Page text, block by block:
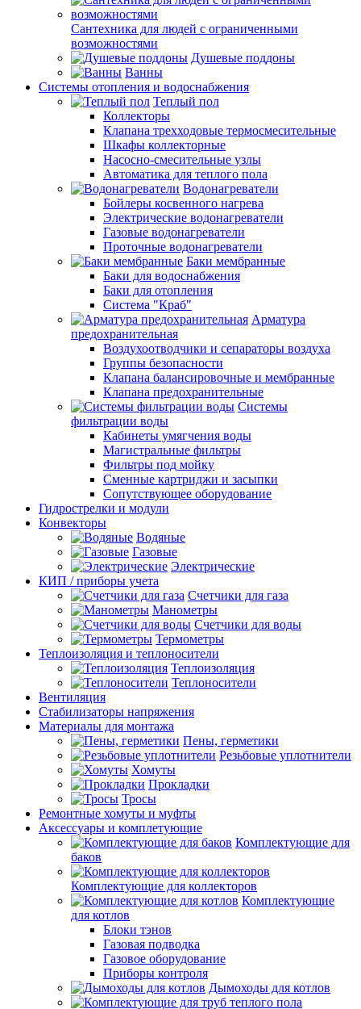
Сантехника для людей с ограниченными
возможностями
Душевые поддоны
Ванны
Системы отопления и водоснабжения
Теплый пол
Коллекторы
Клапана трехходовые термосмесительные
Шкафы коллекторные
Насосно-смесительные узлы
Автоматика для теплого пола
Водонагреватели
Бойлеры косвенного нагрева
Электрические водонагреватели
Газовые водонагреватели
Проточные водонагреватели
Баки мембранные
Баки для водоснабжения
Баки для отопления
Система "Краб"
Арматура
предохранительная
Воздухоотводчики и сепараторы воздуха
Группы безопасности
Клапана балансировочные и мембранные
Клапана предохранительные
Системы
фильтрации воды
Кабинеты умягчения воды
Магистральные фильтры
Фильтры под мойку
Сменные картриджи и засыпки
Сопутствующее оборудование
Гидрострелки и модули
Конвекторы
Водяные
Газовые
Электрические
КИП / приборы учета
Счетчики для газа
Манометры
Счетчики для воды
Термометры
Теплоизоляция и теплоносители
Теплоизоляция
Теплоносители
Вентиляция
Стабилизаторы напряжения
Материалы для монтажа
Пены, герметики
Резьбовые уплотнители
Хомуты
Прокладки
Тросы
Ремонтные хомуты и муфты
Аксессуары и комплетующие
Комплектующие для
баков
Комплектующие для коллекторов
Комплектующие
для котлов
Блоки тэнов
Газовая подводка
Газовое оборудование
Приборы контроля
Дымоходы для котлов